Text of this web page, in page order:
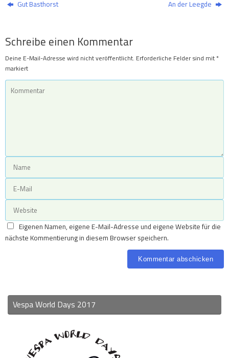
Gut Basthorst An der Leegde
Schreibe einen Kommentar
Deine E-Mail-Adresse wird nicht veröffentlicht. Erforderliche Felder sind mit*
markiert
Eigenen Namen, eigene E-Mail-Adresse und eigene Website für die
nächste Kommentierung in diesem Browser speichern.
Vespa World Days 2017